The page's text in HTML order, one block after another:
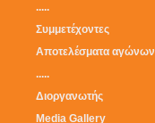
.....
Συμμετέχοντες
Αποτελέσματα αγώνων
.....
Διοργανωτής
Media Gallery